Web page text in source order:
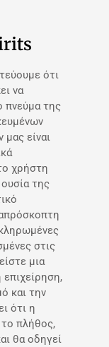
ότι
να
πνεύμα της
είναι
χρήστη
της
στις
μια
επιχείρηση,
και την
ότι η
το πλήθος,
θα οδηγεί